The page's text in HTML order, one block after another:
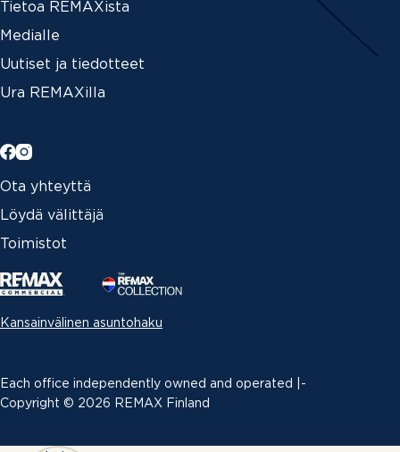
Tietoa REMAXista
Medialle
Uutiset ja tiedotteet
Ura REMAXilla
Ota yhteyttä
Löydä välittäjä
Toimistot
Kansainvälinen asuntohaku
Each office independently owned and operated |­
Copyright © 2026 REMAX Finland